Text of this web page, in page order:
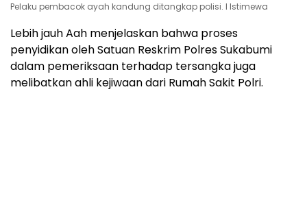
Pelaku pembacok ayah kandung ditangkap polisi. l Istimewa
Lebih jauh Aah menjelaskan bahwa proses
penyidikan oleh Satuan Reskrim Polres Sukabumi
dalam pemeriksaan terhadap tersangka juga
melibatkan ahli kejiwaan dari Rumah Sakit Polri.